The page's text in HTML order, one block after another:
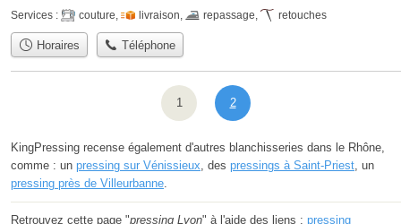
Services : couture livraison repassage retouches
Horaires Téléphone
1 2
KingPressing recense également d'autres blanchisseries dans le Rhône,
comme : un pressing sur Vénissieux , des pressings à Saint-Priest , un
pressing près de Villeurbanne
Retrouvez cette page "pressing Lyon" à l'aide des liens : pressing